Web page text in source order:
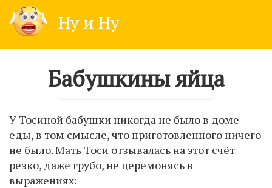
content
Ну и Ну
Бабушкины яйца
У Тосиной бабушки никогда не было в доме
еды, в том смысле, что приготовленного ничего
не было. Мать Тоси отзывалась на этот счёт
резко, даже грубо, не церемонясь в
выражениях: